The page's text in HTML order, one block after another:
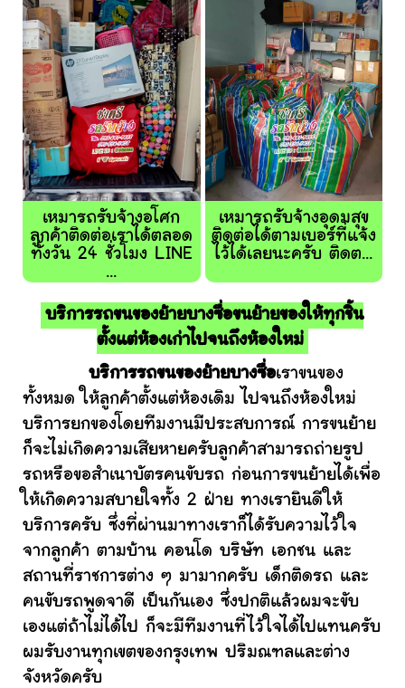
เหมารถรับจ้างอโศก
ลูกค้าติดต่อเราได้ตลอด
ทั้งวัน 24 ชั่วโมง LINE
...
เหมารถรับจ้างอุดมสุข
ติดต่อได้ตามเบอร์ที่แจ้ง
ไว้ได้เลยนะครับ ติดต...
บริการรถขนของย้ายบางซื่อขนย้ายของให้ทุกชิ้น
ตั้งแต่ห้องเก่าไปจนถึงห้องใหม่
บริการรถขนของย้ายบางซื่อเราขนของ
ทั้งหมด ให้ลูกค้าตั้งแต่ห้องเดิม ไปจนถึงห้องใหม่
บริการยกของโดยทีมงานมีประสบการณ์ การขนย้าย
ก็จะไม่เกิดความเสียหายครับลูกค้าสามารถถ่ายรูป
รถหรือขอสำเนาบัตรคนขับรถ ก่อนการขนย้ายได้เพื่อ
ให้เกิดความสบายใจทั้ง 2 ฝ่าย ทางเรายินดีให้
บริการครับ ซึ่งที่ผ่านมาทางเราก็ได้รับความไว้ใจ
จากลูกค้า ตามบ้าน คอนโด บริษัท เอกชน และ
สถานที่ราชการต่าง ๆ มามากครับ เด็กติดรถ และ
คนขับรถพูดจาดี เป็นกันเอง ซึ่งปกติแล้วผมจะขับ
เองแต่ถ้าไม่ได้ไป ก็จะมีทีมงานที่ไว้ใจได้ไปแทนครับ
ผมรับงานทุกเขตของกรุงเทพ ปริมณฑลและต่าง
จังหวัดครับ